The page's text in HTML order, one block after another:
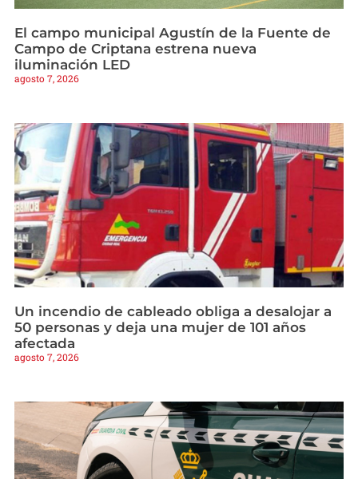
El campo municipal Agustín de la Fuente de
Campo de Criptana estrena nueva
iluminación LED
agosto 7, 2026
Un incendio de cableado obliga a desalojar a
50 personas y deja una mujer de 101 años
afectada
agosto 7, 2026